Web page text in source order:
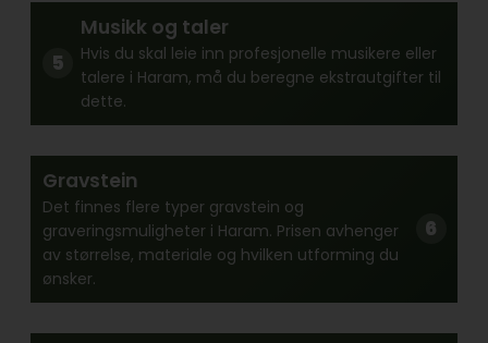
Musikk og taler
Hvis du skal leie inn profesjonelle musikere eller
talere i Haram, må du beregne ekstrautgifter til
dette.
Gravstein
Det finnes flere typer gravstein og
graveringsmuligheter i Haram. Prisen avhenger
av størrelse, materiale og hvilken utforming du
ønsker.